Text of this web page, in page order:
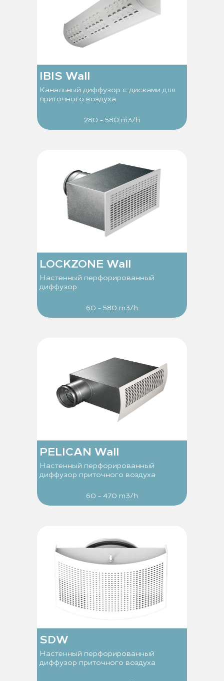
IBIS Wall
Канальный диффузор с дисками для
приточного воздуха
280 - 580 m3/h
LOCKZONE Wall
Настенный перфорированный
диффузор
60 - 580 m3/h
PELICAN Wall
Настенный перфорированный
диффузор приточного воздуха
60 - 470 m3/h
SDW
Настенный перфорированный
диффузор приточного воздуха